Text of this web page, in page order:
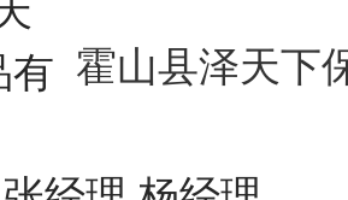
霍山县泽天下